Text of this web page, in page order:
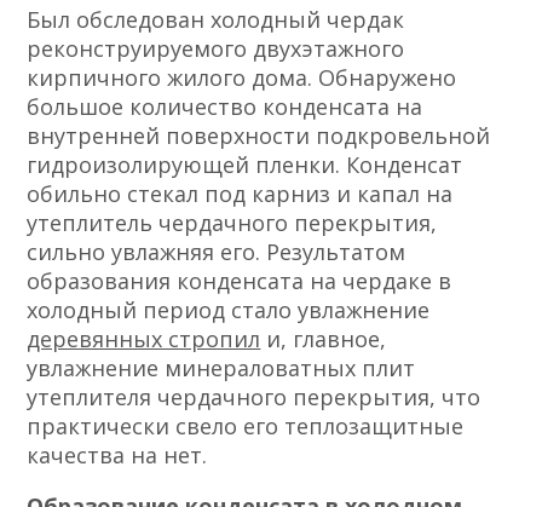
Был обследован холодный чердак
реконструируемого двухэтажного
кирпичного жилого дома. Обнаружено
большое количество конденсата на
внутренней поверхности подкровельной
гидроизолирующей пленки. Конденсат
обильно стекал под карниз и капал на
утеплитель чердачного перекрытия,
сильно увлажняя его. Результатом
образования конденсата на чердаке в
холодный период стало увлажнение
деревянных стропил и, главное,
увлажнение минераловатных плит
утеплителя чердачного перекрытия, что
практически свело его теплозащитные
качества на нет.